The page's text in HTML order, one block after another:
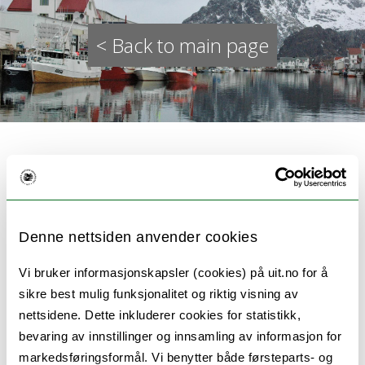
Denne nettsiden anvender cookies
Vi bruker informasjonskapsler (cookies) på uit.no for å
sikre best mulig funksjonalitet og riktig visning av
nettsidene. Dette inkluderer cookies for statistikk,
bevaring av innstillinger og innsamling av informasjon for
markedsføringsformål. Vi benytter både førsteparts- og
< Back to main page
IMPETUS: Turning climate commitments into
action
We are feeling the impacts of climate change